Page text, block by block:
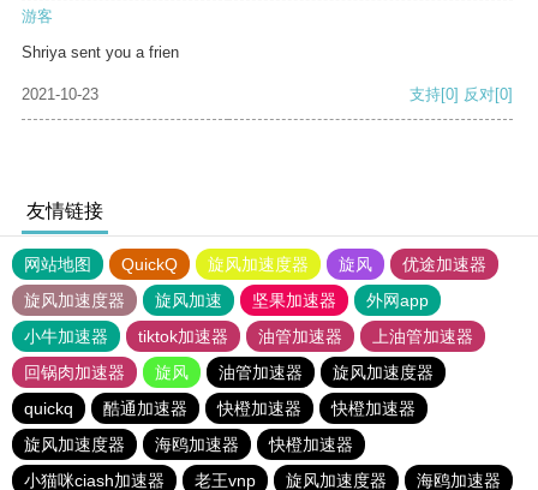
游客
Shriya sent you a frien
2021-10-23 支持[0] 反对[0]
友情链接
网站地图 QuickQ 旋风加速度器 旋风
优途加速器
旋风加速度器
旋风加速 坚果加速器
外网app
小牛加速器
tiktok加速器 油管加速器
上油管加速器
回锅肉加速器
旋风 油管加速器
旋风加速度器
quickq
酷通加速器 快橙加速器
快橙加速器
旋风加速度器
海鸥加速器
快橙加速器
小猫咪ciash加速器
老王vnp 旋风加速度器 海鸥加速器